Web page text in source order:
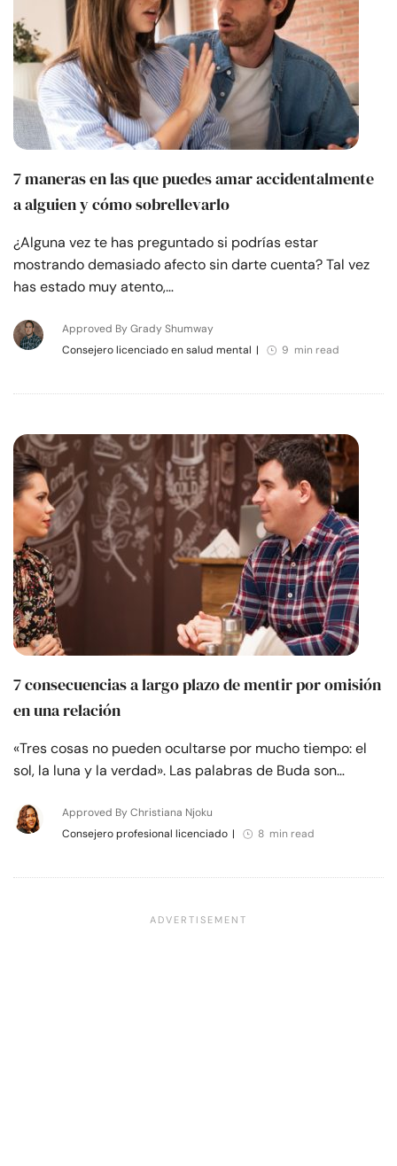
7 maneras en las que puedes amar accidentalmente
a alguien y cómo sobrellevarlo
¿Alguna vez te has preguntado si podrías estar
mostrando demasiado afecto sin darte cuenta? Tal vez
has estado muy atento,…
Approved By Grady Shumway
Consejero licenciado en salud mental | 9 min read
7 consecuencias a largo plazo de mentir por omisión
en una relación
«Tres cosas no pueden ocultarse por mucho tiempo: el
sol, la luna y la verdad». Las palabras de Buda son…
Approved By Christiana Njoku
Consejero profesional licenciado | 8 min read